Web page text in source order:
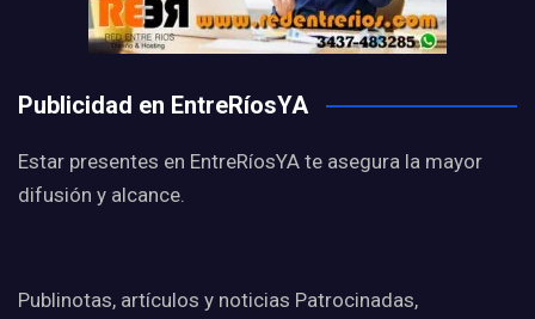
Publicidad en EntreRíosYA
Estar presentes en EntreRíosYA te asegura la mayor
difusión y alcance.
Publinotas, artículos y noticias Patrocinadas,